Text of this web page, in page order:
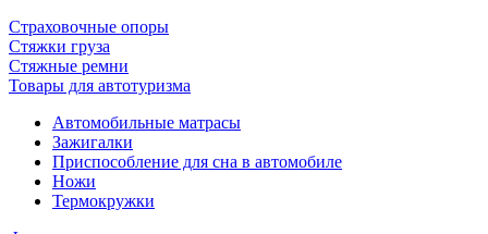
Страховочные опоры
Стяжки груза
Стяжные ремни
Товары для автотуризма
Автомобильные матрасы
Зажигалки
Приспособление для сна в автомобиле
Ножи
Термокружки